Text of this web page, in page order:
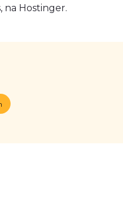
na Hostinger.